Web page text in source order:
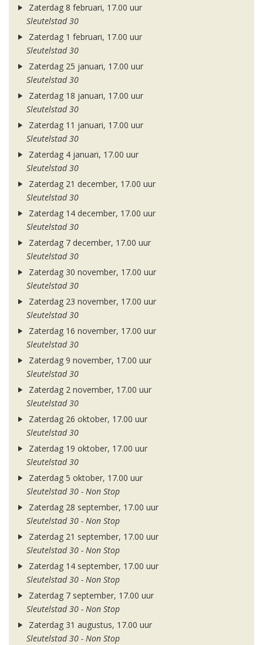
Zaterdag 8 februari, 17.00 uur
Sleutelstad 30
Zaterdag 1 februari, 17.00 uur
Sleutelstad 30
Zaterdag 25 januari, 17.00 uur
Sleutelstad 30
Zaterdag 18 januari, 17.00 uur
Sleutelstad 30
Zaterdag 11 januari, 17.00 uur
Sleutelstad 30
Zaterdag 4 januari, 17.00 uur
Sleutelstad 30
Zaterdag 21 december, 17.00 uur
Sleutelstad 30
Zaterdag 14 december, 17.00 uur
Sleutelstad 30
Zaterdag 7 december, 17.00 uur
Sleutelstad 30
Zaterdag 30 november, 17.00 uur
Sleutelstad 30
Zaterdag 23 november, 17.00 uur
Sleutelstad 30
Zaterdag 16 november, 17.00 uur
Sleutelstad 30
Zaterdag 9 november, 17.00 uur
Sleutelstad 30
Zaterdag 2 november, 17.00 uur
Sleutelstad 30
Zaterdag 26 oktober, 17.00 uur
Sleutelstad 30
Zaterdag 19 oktober, 17.00 uur
Sleutelstad 30
Zaterdag 5 oktober, 17.00 uur
Sleutelstad 30 - Non Stop
Zaterdag 28 september, 17.00 uur
Sleutelstad 30 - Non Stop
Zaterdag 21 september, 17.00 uur
Sleutelstad 30 - Non Stop
Zaterdag 14 september, 17.00 uur
Sleutelstad 30 - Non Stop
Zaterdag 7 september, 17.00 uur
Sleutelstad 30 - Non Stop
Zaterdag 31 augustus, 17.00 uur
Sleutelstad 30 - Non Stop